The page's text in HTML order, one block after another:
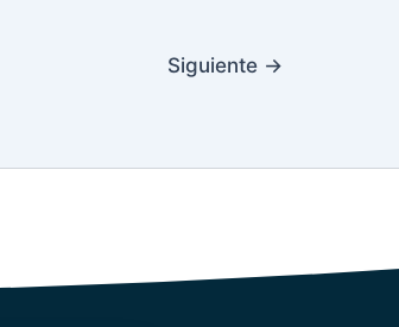
Siguiente →